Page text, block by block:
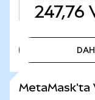
247,76
MetaMask'ta